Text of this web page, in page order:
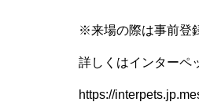
※来場の際は事前登
詳しくはインターペ
https://